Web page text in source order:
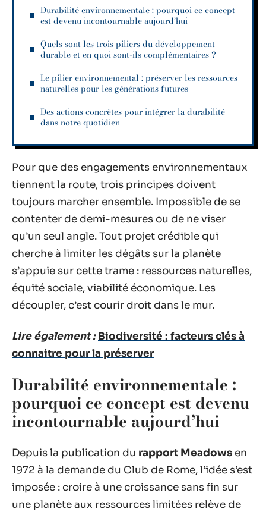
Durabilité environnementale : pourquoi ce concept
est devenu incontournable aujourd’hui
Quels sont les trois piliers du développement
durable et en quoi sont-ils complémentaires ?
Le pilier environnemental : préserver les ressources
naturelles pour les générations futures
Des actions concrètes pour intégrer la durabilité
dans notre quotidien
Pour que des engagements environnementaux
tiennent la route, trois principes doivent
toujours marcher ensemble. Impossible de se
contenter de demi-mesures ou de ne viser
qu’un seul angle. Tout projet crédible qui
cherche à limiter les dégâts sur la planète
s’appuie sur cette trame : ressources naturelles,
équité sociale, viabilité économique. Les
découpler, c’est courir droit dans le mur.
Lire également : Biodiversité : facteurs clés à
connaitre pour la préserver
Durabilité environnementale :
pourquoi ce concept est devenu
incontournable aujourd’hui
Depuis la publication du rapport Meadows en
1972 à la demande du Club de Rome, l’idée s’est
imposée : croire à une croissance sans fin sur
une planète aux ressources limitées relève de